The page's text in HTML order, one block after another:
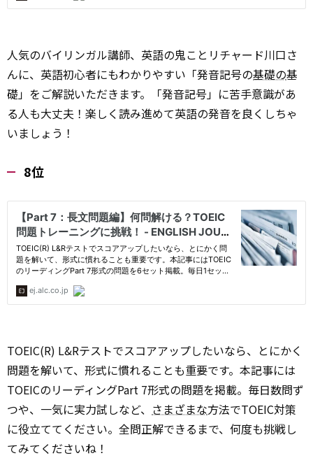
人気のバイリンガル講師、英語の鬼ことリチャード川口さ
んに、英語初心者にもわかりやすい「発音記号の基礎の基
礎」をご解説いただきます。「発音記号」に苦手意識があ
る人も大丈夫！楽しく読み進めて英語の発音を良くしちゃ
いましょう！
8位
TOEIC(R) L&Rテストでスコアアップしたいなら、とにかく
問題を解いて、形式に慣れることも重要です。本記事には
TOEICのリーディングPart 7形式の問題を掲載。毎日数問ず
つや、一気に実力試しなど、 さまざまな方法でTOEIC対策
に役立ててください。全問正解できるまで、何度も挑戦し
てみてくださいね！